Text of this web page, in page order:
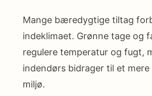
Mange bæredygtige tiltag
indeklimaet. Grønne tage og
regulere temperatur og fugt,
indendørs bidrager til et mere
miljø.